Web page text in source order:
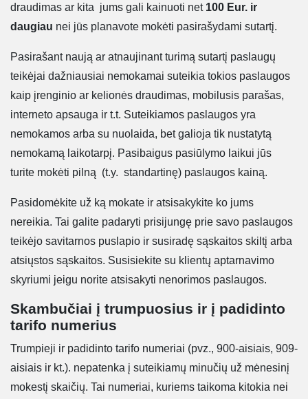
draudimas ar kita jums gali kainuoti net 100 Eur. ir
daugiau nei jūs planavote mokėti pasirašydami sutartį.
Pasirašant naują ar atnaujinant turimą sutartį paslaugų
teikėjai dažniausiai nemokamai suteikia tokios paslaugos
kaip įrenginio ar kelionės draudimas, mobilusis parašas,
interneto apsauga ir t.t. Suteikiamos paslaugos yra
nemokamos arba su nuolaida, bet galioja tik nustatytą
nemokamą laikotarpį. Pasibaigus pasiūlymo laikui jūs
turite mokėti pilną (t.y. standartinę) paslaugos kainą.
Pasidomėkite už ką mokate ir atsisakykite ko jums
nereikia. Tai galite padaryti prisijungę prie savo paslaugos
teikėjo savitarnos puslapio ir susiradę sąskaitos skiltį arba
atsiųstos sąskaitos. Susisiekite su klientų aptarnavimo
skyriumi jeigu norite atsisakyti nenorimos paslaugos.
Skambučiai į trumpuosius ir į padidinto
tarifo numerius
Trumpieji ir padidinto tarifo numeriai (pvz., 900-aisiais, 909-
aisiais ir kt.). nepatenka į suteikiamų minučių už mėnesinį
mokestį skaičių. Tai numeriai, kuriems taikoma kitokia nei